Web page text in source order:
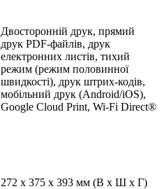
Двосторонній друк, прямий
друк PDF-файлів, друк
електронних листів, тихий
режим (режим половинної
швидкості), друк штрих-кодів,
мобільний друк (Android/iOS),
Google Cloud Print, Wi-Fi Direct®
272 x 375 x 393 мм (В x Ш x Г)